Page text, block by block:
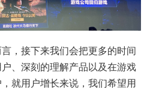
，接下来我们会把更多的时间
、深刻的理解产品以及在游戏
就用户增长来说，我们希望用